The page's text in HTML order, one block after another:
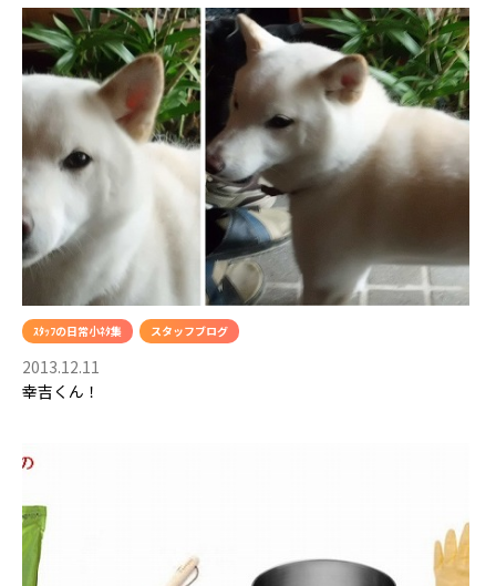
ｽﾀｯﾌの日常小ﾈﾀ集 スタッフブログ
2013.12.11
幸吉くん！